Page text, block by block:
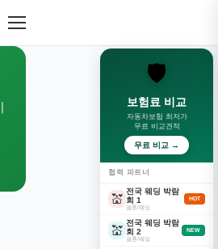
🛡️
보험료 비교
자동차보험 최저가
무료 비교견적
무료 비교 →
협력 파트너
💒
전국 웨딩 박람
회 1
결혼/웨딩
HOT
💒
전국 웨딩 박람
회 2
결혼/웨딩
NEW